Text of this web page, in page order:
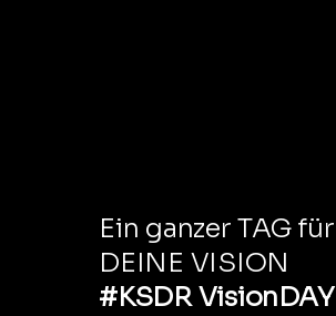
Ein ganzer TAG für
DEINE VISION
#KSDR VisionDAY